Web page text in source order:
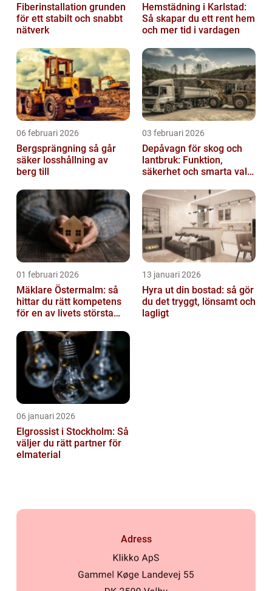
Fiberinstallation grunden
för ett stabilt och snabbt
nätverk
Hemstädning i Karlstad:
Så skapar du ett rent hem
och mer tid i vardagen
06 februari 2026
Bergsprängning så går
säker losshållning av
berg till
03 februari 2026
Depåvagn för skog och
lantbruk: Funktion,
säkerhet och smarta val
01 februari 2026
Mäklare Östermalm: så
hittar du rätt kompetens
för en av livets största
13 januari 2026
Hyra ut din bostad: så gör
du det tryggt, lönsamt och
lagligt
06 januari 2026
Elgrossist i Stockholm: Så
väljer du rätt partner för
elmaterial
Adress